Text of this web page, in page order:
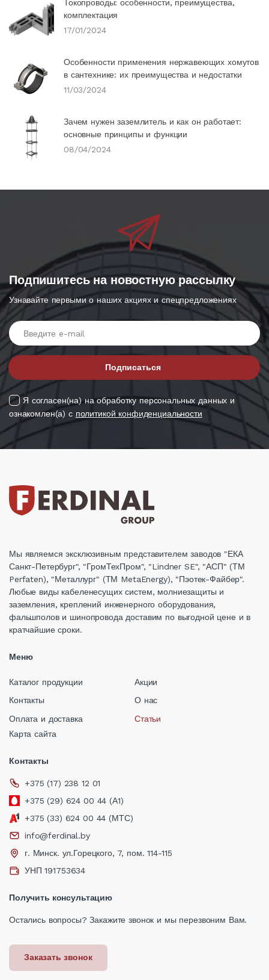
Токопроводы: особенности, преимущества,
комплектация
17/01/2024
Особенности применения нержавеющих хомутов
в сантехнике: их преимущества и недостатки
11/03/2024
Зачем нужен заземлитель и как он работает:
основные принципы и функции
08/04/2024
Подпишитесь на новостную рассылку
Узнавайте первыми о наших акциях и спецпредложениях
Введите e-mail
Подписаться
Я согласен(на) на обработку персональных данных и
ознакомлен(а) с политикой конфиденциальности
Мы являемся эксклюзивным представителем заводов "ЕКА
Санкт-Петербург", "ГромТехПром", "Lindner SE", "АСП" (ТМ
Perfaten), "Металлург" (ТМ MetaEnergy), "Пэотек-Файбер".
Любые виды кабеленесущих систем, молниезащиты и
заземления, креплений инженерного оборудования,
фальшполов и шинопровода доставим по выгодной цене и в
кратчайшие сроки.
Меню
Каталог продукции
Акции
Контакты
О нас
Оплата и доставка
Статьи
Карта сайта
Контакты
+375 (17) 238 12 01
+375 (29) 624 00 44 (А1)
+375 (33) 624 00 44 (МТС)
info@ferdinal.by
г. Минск. ул.Горецкого, 7, пом. 114-115
УНП 191753634
Получить консультацию
Остались вопросы? Закажите звонок и мы перезвоним Вам.
Заказать звонок